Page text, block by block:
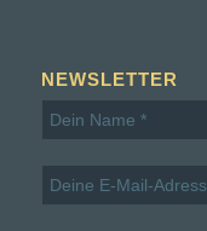
NEWSLETTER